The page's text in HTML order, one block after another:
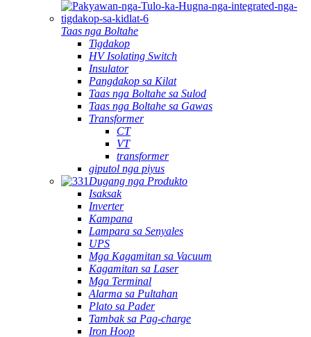
Taas nga Boltahe
Tigdakop
HV Isolating Switch
Insulator
Pangdakop sa Kilat
Taas nga Boltahe sa Sulod
Taas nga Boltahe sa Gawas
Transformer
CT
VT
transformer
giputol nga piyus
Dugang nga Produkto
Isaksak
Inverter
Kampana
Lampara sa Senyales
UPS
Mga Kagamitan sa Vacuum
Kagamitan sa Laser
Mga Terminal
Alarma sa Pultahan
Plato sa Pader
Tambak sa Pag-charge
Iron Hoop